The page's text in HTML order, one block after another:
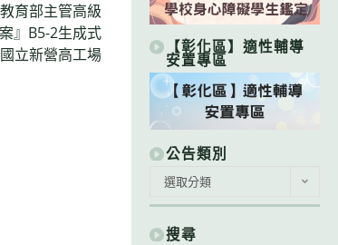
育部主管高級
』B5-2生成式
立新營高工場
【彰化區】適性輔導
安置專區
公告類別
類
別
選取分類
搜尋